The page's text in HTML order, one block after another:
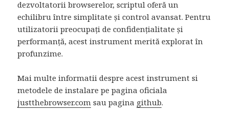
dezvoltatorii browserelor, scriptul oferă un
echilibru între simplitate și control avansat. Pentru
utilizatorii preocupați de confidențialitate și
performanță, acest instrument merită explorat în
profunzime.
Mai multe informatii despre acest instrument si
metodele de instalare pe pagina oficiala
justthebrowser.com sau pagina github.